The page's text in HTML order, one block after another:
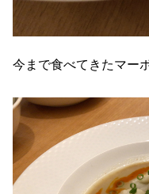
今まで食べてきたマー